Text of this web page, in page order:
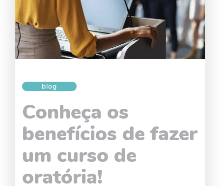
blog
Conheça os
benefícios de fazer
um curso de
oratória!